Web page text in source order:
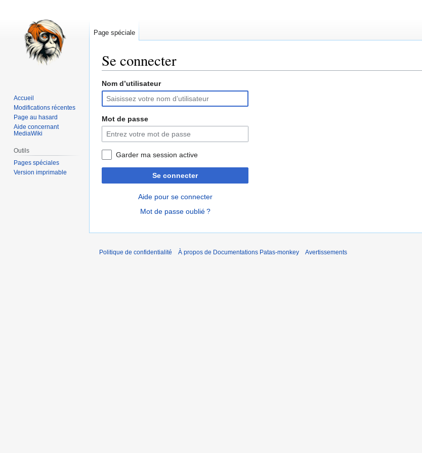
Se connecter
Aller
la
navigation
Aller
la
recherche
Nom d’utilisateur
Mot de passe
Garder ma session active
Se connecter
Aide pour se connecter
Mot de passe oublié ?
Page spéciale
Accueil
Modifications récentes
Page au hasard
Aide concernant
MediaWiki
Outils
Pages spéciales
Version imprimable
Politique de confidentialité À propos de Documentations Patas-monkey Avertissements